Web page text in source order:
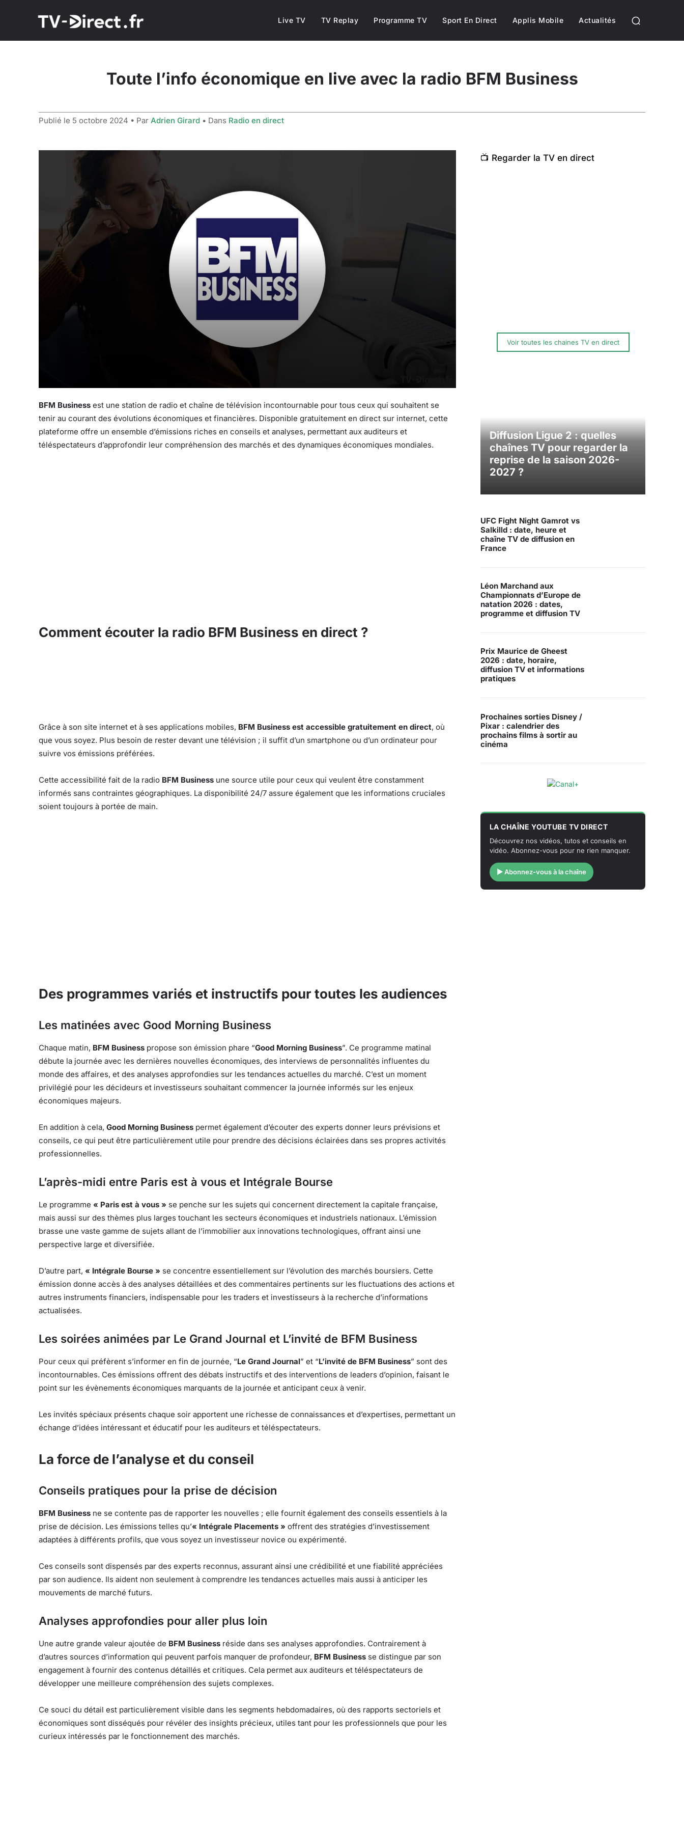
Live TV TV Replay Programme TV Sport En Direct Applis Mobile Actualités
Toute l’info économique en live avec la radio BFM Business
Publié le 5 octobre 2024 • Par Adrien Girard • Dans Radio en direct
BFM Business est une station de radio et chaîne de télévision incontournable pour tous ceux qui souhaitent se
tenir au courant des évolutions économiques et financières. Disponible gratuitement en direct sur internet, cette
plateforme offre un ensemble d’émissions riches en conseils et analyses, permettant aux auditeurs et
téléspectateurs d’approfondir leur compréhension des marchés et des dynamiques économiques mondiales.
Comment écouter la radio BFM Business en direct ?
Grâce à son site internet et à ses applications mobiles, BFM Business est accessible gratuitement en direct, où
que vous soyez. Plus besoin de rester devant une télévision ; il suffit d’un smartphone ou d’un ordinateur pour
suivre vos émissions préférées.
Cette accessibilité fait de la radio BFM Business une source utile pour ceux qui veulent être constamment
informés sans contraintes géographiques. La disponibilité 24/7 assure également que les informations cruciales
soient toujours à portée de main.
Des programmes variés et instructifs pour toutes les audiences
Les matinées avec Good Morning Business
Chaque matin, BFM Business propose son émission phare “Good Morning Business”. Ce programme matinal
débute la journée avec les dernières nouvelles économiques, des interviews de personnalités influentes du
monde des affaires, et des analyses approfondies sur les tendances actuelles du marché. C’est un moment
privilégié pour les décideurs et investisseurs souhaitant commencer la journée informés sur les enjeux
économiques majeurs.
En addition à cela, Good Morning Business permet également d’écouter des experts donner leurs prévisions et
conseils, ce qui peut être particulièrement utile pour prendre des décisions éclairées dans ses propres activités
professionnelles.
L’après-midi entre Paris est à vous et Intégrale Bourse
Le programme « Paris est à vous » se penche sur les sujets qui concernent directement la capitale française,
mais aussi sur des thèmes plus larges touchant les secteurs économiques et industriels nationaux. L’émission
brasse une vaste gamme de sujets allant de l’immobilier aux innovations technologiques, offrant ainsi une
perspective large et diversifiée.
D’autre part, « Intégrale Bourse » se concentre essentiellement sur l’évolution des marchés boursiers. Cette
émission donne accès à des analyses détaillées et des commentaires pertinents sur les fluctuations des actions et
autres instruments financiers, indispensable pour les traders et investisseurs à la recherche d’informations
actualisées.
Les soirées animées par Le Grand Journal et L’invité de BFM Business
Pour ceux qui préfèrent s’informer en fin de journée, “Le Grand Journal” et “L’invité de BFM Business” sont des
incontournables. Ces émissions offrent des débats instructifs et des interventions de leaders d’opinion, faisant le
point sur les évènements économiques marquants de la journée et anticipant ceux à venir.
Les invités spéciaux présents chaque soir apportent une richesse de connaissances et d’expertises, permettant un
échange d’idées intéressant et éducatif pour les auditeurs et téléspectateurs.
La force de l’analyse et du conseil
Conseils pratiques pour la prise de décision
BFM Business ne se contente pas de rapporter les nouvelles ; elle fournit également des conseils essentiels à la
prise de décision. Les émissions telles qu’« Intégrale Placements » offrent des stratégies d’investissement
adaptées à différents profils, que vous soyez un investisseur novice ou expérimenté.
Ces conseils sont dispensés par des experts reconnus, assurant ainsi une crédibilité et une fiabilité appréciées
par son audience. Ils aident non seulement à comprendre les tendances actuelles mais aussi à anticiper les
mouvements de marché futurs.
Analyses approfondies pour aller plus loin
Une autre grande valeur ajoutée de BFM Business réside dans ses analyses approfondies. Contrairement à
d’autres sources d’information qui peuvent parfois manquer de profondeur, BFM Business se distingue par son
engagement à fournir des contenus détaillés et critiques. Cela permet aux auditeurs et téléspectateurs de
développer une meilleure compréhension des sujets complexes.
Ce souci du détail est particulièrement visible dans les segments hebdomadaires, où des rapports sectoriels et
économiques sont disséqués pour révéler des insights précieux, utiles tant pour les professionnels que pour les
curieux intéressés par le fonctionnement des marchés.
📺 Regarder la TV en direct
Voir toutes les chaines TV en direct
Diffusion Ligue 2 : quelles
chaînes TV pour regarder la
reprise de la saison 2026-
2027 ?
UFC Fight Night Gamrot vs
Salkilld : date, heure et
chaîne TV de diffusion en
France
Léon Marchand aux
Championnats d’Europe de
natation 2026 : dates,
programme et diffusion TV
Prix Maurice de Gheest
2026 : date, horaire,
diffusion TV et informations
pratiques
Prochaines sorties Disney /
Pixar : calendrier des
prochains films à sortir au
cinéma
LA CHAÎNE YOUTUBE TV DIRECT
Découvrez nos vidéos, tutos et conseils en
vidéo. Abonnez-vous pour ne rien manquer.
▶ Abonnez-vous à la chaîne